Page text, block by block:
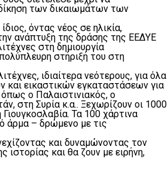
των δικαιωμάτων των
όντας νέος σε ηλικία,
ανάπτυξη της δράσης της ΕΕΔΥΕ
στη δημιουργία
στήριξή του στη
ιδιαίτερα νεότερους, για όλα
εικαστικών εγκαταστάσεων για
ο Παλαιστινιακός, ο
στη Συρία κ.α.. Ξεχωρίζουν οι 1000
Τα 100 χάρτινα
άρμα – δρώμενο με τις
και δυναμώνοντας τον
και θα ζουν με ειρήνη,